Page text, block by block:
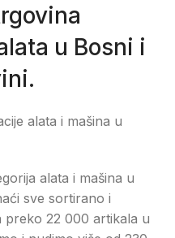
u Bosni i
alata i mašina u
alata i mašina u
sve sortirano i
preko 22 000 artikala u